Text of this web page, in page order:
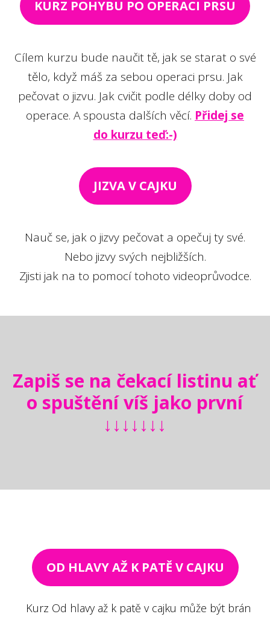
KURZ POHYBU PO OPERACI PRSU
Cílem kurzu bude naučit tě, jak se starat o své
tělo, když máš za sebou operaci prsu. Jak
pečovat o jizvu. Jak cvičit podle délky doby od
operace. A spousta dalších věcí. Přidej se
do kurzu teď:-)
JIZVA V CAJKU
Nauč se, jak o jizvy pečovat a opečuj ty své.
Nebo jizvy svých nejbližších.
Zjisti jak na to pomocí tohoto videoprůvodce.
Zapiš se na čekací listinu ať
o spuštění víš jako první
↓↓↓↓↓↓↓
OD HLAVY AŽ K PATĚ V CAJKU
Kurz Od hlavy až k patě v cajku může být brán